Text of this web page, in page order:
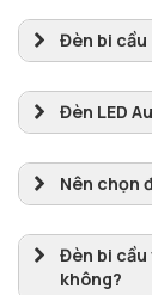
Đèn bi cầu
Đèn LED
Nên chọn
Đèn bi cầu
không?